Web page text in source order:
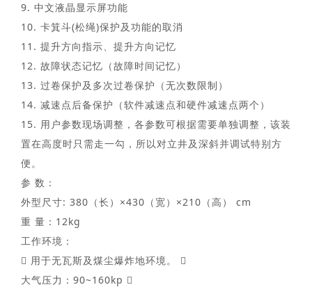
9. 中文液晶显示屏功能
10. 卡箕斗(松绳)保护及功能的取消
11. 提升方向指示、提升方向记忆
12. 故障状态记忆（故障时间记忆）
13. 过卷保护及多次过卷保护（无次数限制）
14. 减速点后备保护（软件减速点和硬件减速点两个）
15. 用户参数现场调整，各参数可根据需要单独调整，该装
置在高度时只需走一勾，所以对立井及深斜并调试特别方
便。
参 数：
外型尺寸: 380（长）×430（宽）×210（高） cm
重 量：12kg
工作环境：
 用于无瓦斯及煤尘爆炸地环境。 
大气压力：90~160kp 